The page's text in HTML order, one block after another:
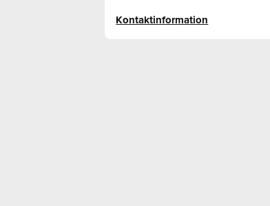
Kontaktinformation